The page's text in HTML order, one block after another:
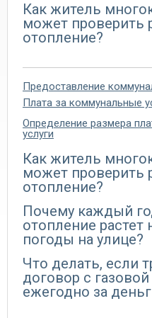
Как житель
может проверить
отопление?
Предоставление
Плата за коммунальные
Определение размера
услуги
Как житель
может проверить
отопление?
Почему каждый
отопление растет
погоды на улице?
Что делать, если
договор с
ежегодно за